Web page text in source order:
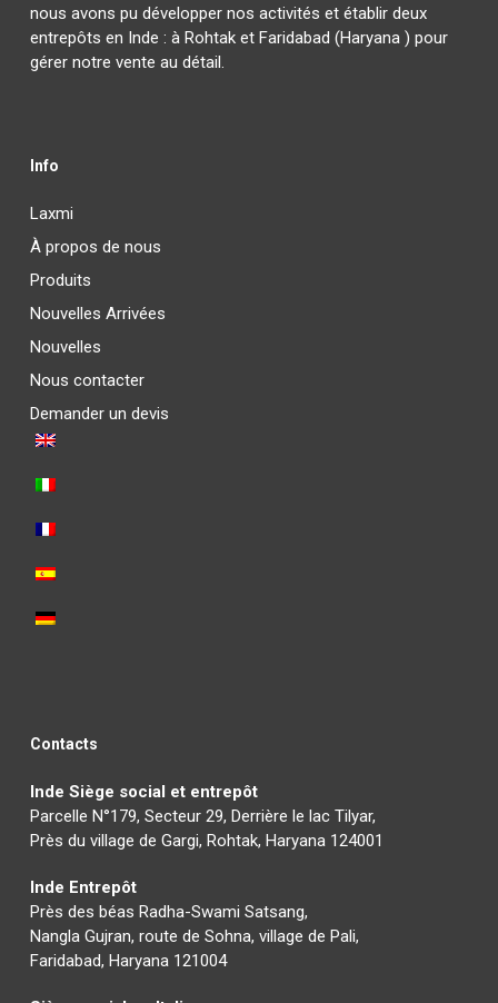
nous avons pu développer nos activités et établir deux
entrepôts en Inde : à Rohtak et Faridabad (Haryana ) pour
gérer notre vente au détail.
Info
Laxmi
À propos de nous
Produits
Nouvelles Arrivées
Nouvelles
Nous contacter
Demander un devis
Contacts
Inde Siège social et entrepôt
Parcelle N°179, Secteur 29, Derrière le lac Tilyar,
Près du village de Gargi, Rohtak, Haryana 124001
Inde Entrepôt
Près des béas Radha-Swami Satsang,
Nangla Gujran, route de Sohna, village de Pali,
Faridabad, Haryana 121004